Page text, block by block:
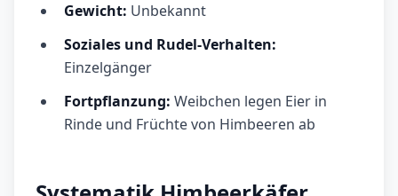
Gewicht: Unbekannt
Soziales und Rudel-Verhalten:
Einzelgänger
Fortpflanzung: Weibchen legen Eier in
Rinde und Früchte von Himbeeren ab